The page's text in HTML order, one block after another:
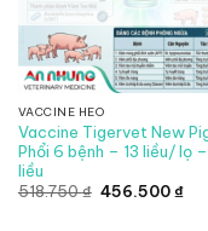
VACCINE HEO
Vaccine Tigervet New
Phổi 6 bệnh – 13 liều/ lọ
liều
518.750₫ Giá
456.500₫Giá